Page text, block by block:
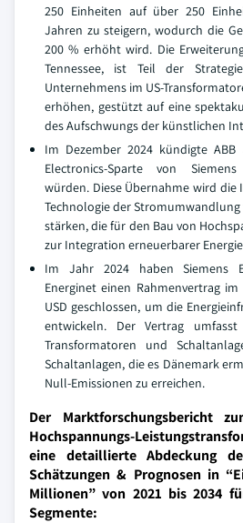
250 Einheiten auf über 250
Jahren zu steigern, wodurch die
200 % erhöht wird. Die
Tennessee, ist Teil der
Unternehmens im US-
erhöhen, gestützt auf eine
des Aufschwungs der künstlichen
Im Dezember 2024 kündigte
Electronics-Sparte von
würden. Diese Übernahme wird die
Technologie der
stärken, die für den Bau von
zur Integration erneuerbarer
Im Jahr 2024 haben Siemens
Energinet einen Rahmenvertrag
USD geschlossen, um die
entwickeln. Der Vertrag
Transformatoren und
Schaltanlagen, die es Dänemark
Null-Emissionen zu erreichen.
Der Marktforschungsbericht
Hochspannungs-
eine detaillierte Abdeckung
Schätzungen & Prognosen in
Millionen” von 2021 bis 2034
Segmente: